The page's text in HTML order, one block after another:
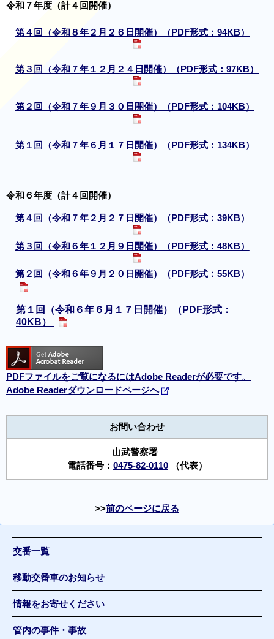
令和７年度（計４回開催）
第４回（令和８年２月２６日開催）（PDF形式：94KB）
第３回（令和７年１２月２４日開催）（PDF形式：97KB）
第２回（令和７年９月３０日開催）（PDF形式：104KB）
第１回（令和７年６月１７日開催）（PDF形式：134KB）
令和６年度（計４回開催）
第４回（令和７年２月２７日開催）（PDF形式：39KB）
第３回（令和６年１２月９日開催）（PDF形式：48KB）
第２回（令和６年９月２０日開催）（PDF形式：55KB）
第１回（令和６年６月１７日開催）（PDF形式：
40KB）
PDFファイルをご覧になるにはAdobe Readerが必要です。
Adobe Readerダウンロードページへ
お問い合わせ
山武警察署
電話番号： 0475-82-0110（代表）
前のページに戻る
交番一覧
移動交番車のお知らせ
情報をお寄せください
管内の事件・事故